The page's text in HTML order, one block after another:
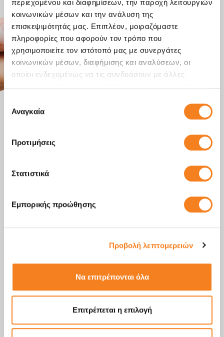
περιεχομένου και διαφημίσεων, την παροχή λειτουργιών
κοινωνικών μέσων και την ανάλυση της
επισκεψιμότητάς μας. Επιπλέον, μοιραζόμαστε
πληροφορίες που αφορούν τον τρόπο που
χρησιμοποιείτε τον ιστότοπό μας με συνεργάτες
κοινωνικών μέσων, διαφήμισης και αναλύσεων, οι
οποίοι ενδεχομένως να τις συνδυάσουν με άλλες
των υπηρεσιών τους.
συγκατάθεσης
Αναγκαία
Προτιμήσεις
Στατιστικά
Εμπορικής προώθησης
Προβολή λεπτομερειών
Να επιτρέπονται όλα
Επιτρέπεται η επιλογή